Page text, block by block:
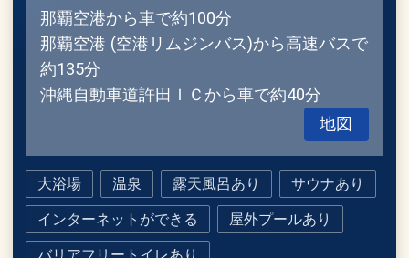
那覇空港から車で約100分
那覇空港 (空港リムジンバス)から高速バスで
約135分
沖縄自動車道許田ＩＣから車で約40分
地図
大浴場 温泉 露天風呂あり サウナあり
インターネットができる 屋外プールあり
バリアフリートイレあり